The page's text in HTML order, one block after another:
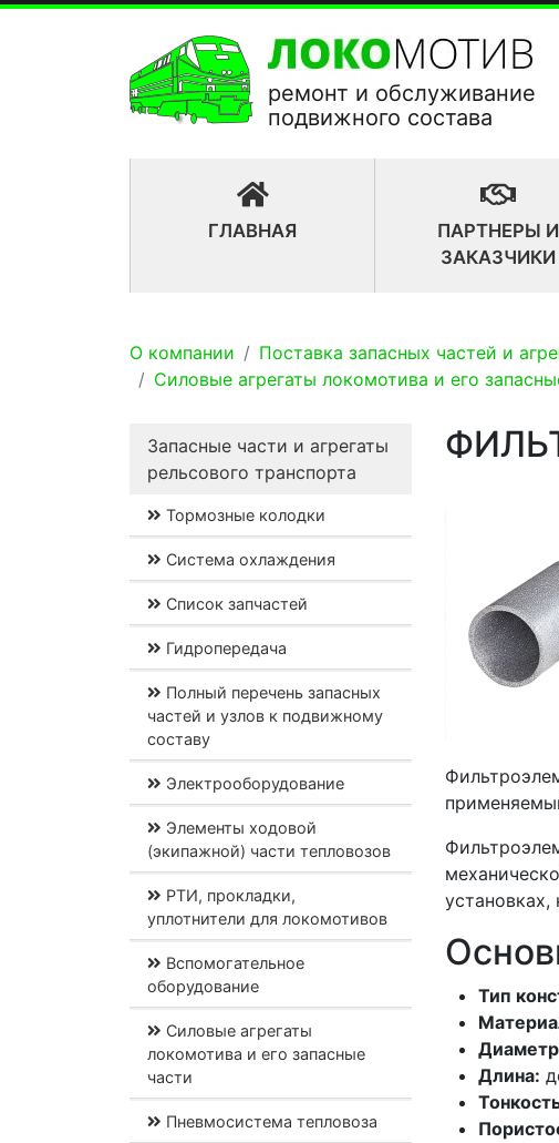
ремонт и обслуживание
подвижного состава
ГЛАВНАЯ
ПАРТНЕРЫ И
ЗАКАЗЧИКИ
О компании Поставка запасных частей и
Силовые агрегаты локомотива и его
Запасные части и агрегаты
рельсового транспорта
Тормозные колодки
Система охлаждения
Список запчастей
Гидропередача
Полный перечень запасных
частей и узлов к подвижному
составу
Электрооборудование
Элементы ходовой
(экипажной) части тепловозов
РТИ, прокладки,
уплотнители для локомотивов
Вспомогательное
оборудование
Силовые агрегаты
локомотива и его запасные
части
Пневмосистема тепловоза
Тип
Длина: